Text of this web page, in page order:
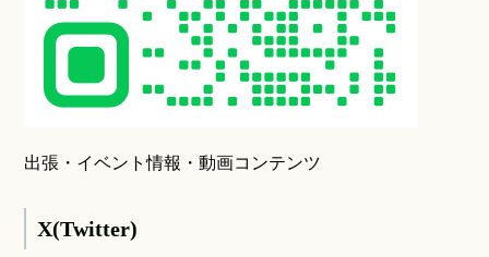
出張・イベント情報・動画コンテンツ
X(Twitter)